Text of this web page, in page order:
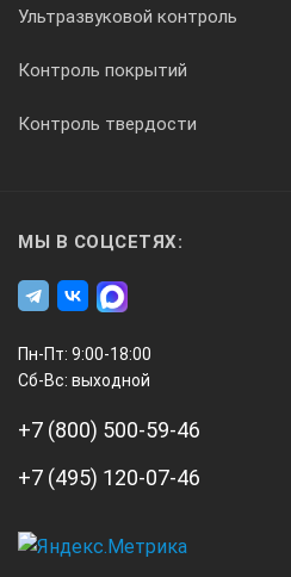
Ультразвуковой контроль
Контроль покрытий
Контроль твердости
МЫ В СОЦСЕТЯХ:
Пн-Пт: 9:00-18:00
Сб-Вс: выходной
+7 (800) 500-59-46
+7 (495) 120-07-46